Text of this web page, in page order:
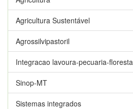
Agricultura Sustentável
Agrossilvipastoril
Integracao lavoura-pecuaria-floresta
Sinop-MT
Sistemas integrados